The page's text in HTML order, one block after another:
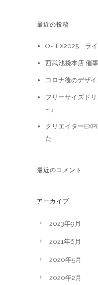
最近の投稿
O-TEX2025 ライ
西武池袋本店 催事
コロナ後のデザイ
フリーサイズド
– 』
クリエイター
た
最近のコメント
アーカイブ
2023年9月
2021年6月
2020年5月
2020年2月